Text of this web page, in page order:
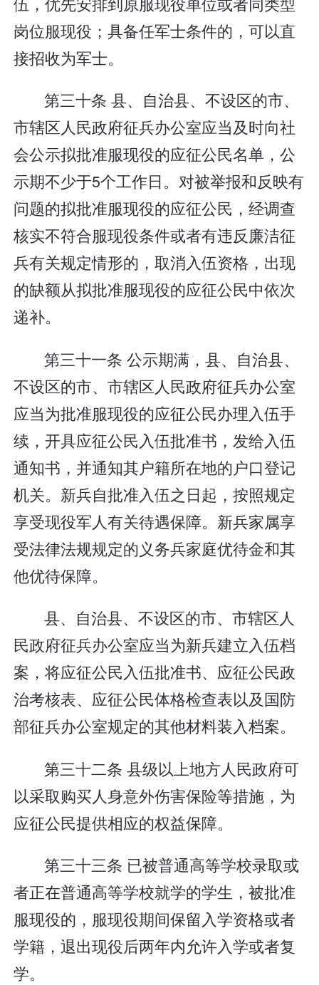
岗位服现役；具备任军士条件的，可以直
接招收为军士。
第三十条 县、自治县、不设区的市、
市辖区人民政府征兵办公室应当及时向社
会公示拟批准服现役的应征公民名单，公
示期不少于5个工作日。对被举报和反映有
问题的拟批准服现役的应征公民，经调查
核实不符合服现役条件或者有违反廉洁征
兵有关规定情形的，取消入伍资格，出现
的缺额从拟批准服现役的应征公民中依次
递补。
第三十一条 公示期满，县、自治县、
不设区的市、市辖区人民政府征兵办公室
应当为批准服现役的应征公民办理入伍手
续，开具应征公民入伍批准书，发给入伍
通知书，并通知其户籍所在地的户口登记
机关。新兵自批准入伍之日起，按照规定
享受现役军人有关待遇保障。新兵家属享
受法律法规规定的义务兵家庭优待金和其
他优待保障。
县、自治县、不设区的市、市辖区人
民政府征兵办公室应当为新兵建立入伍档
案，将应征公民入伍批准书、应征公民政
治考核表、应征公民体格检查表以及国防
部征兵办公室规定的其他材料装入档案。
第三十二条 县级以上地方人民政府可
以采取购买人身意外伤害保险等措施，为
应征公民提供相应的权益保障。
第三十三条 已被普通高等学校录取或
者正在普通高等学校就学的学生，被批准
服现役的，服现役期间保留入学资格或者
学籍，退出现役后两年内允许入学或者复
学。